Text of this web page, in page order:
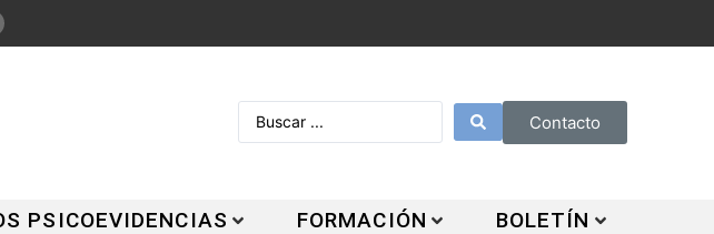
Contacto
PSICOEVIDENCIAS FORMACIÓN BOLETÍN